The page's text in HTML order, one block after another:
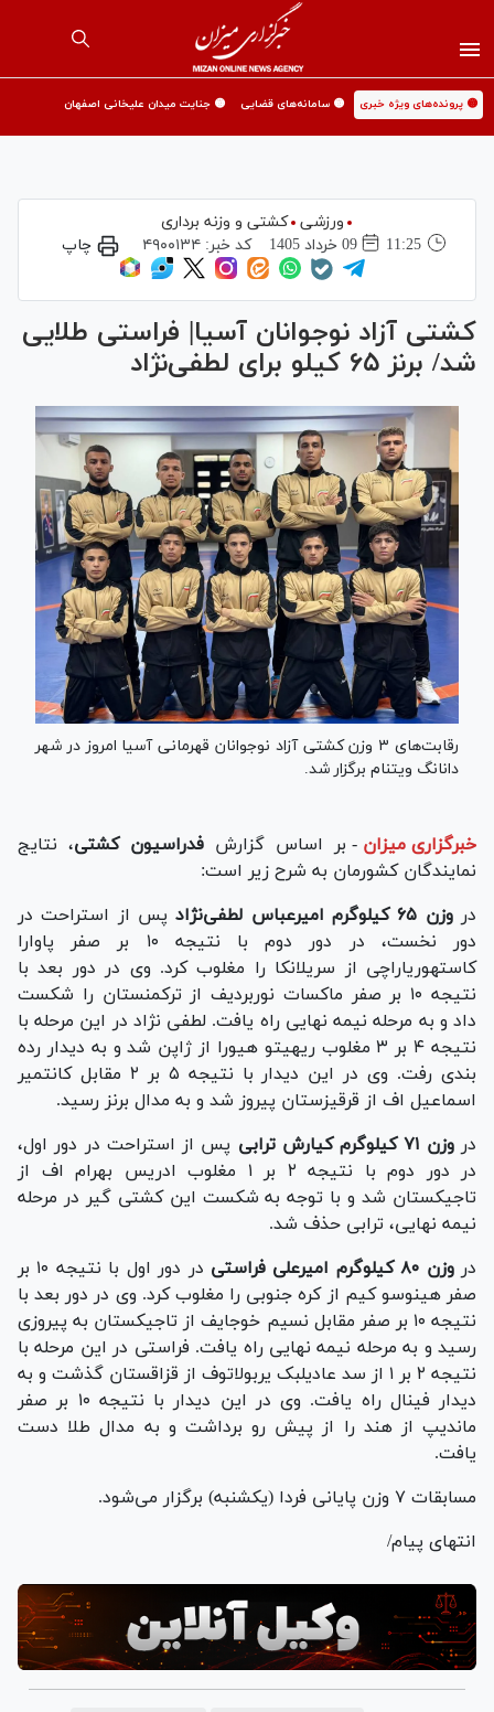
🟡 پرونده‌های ویژه خبری 🟡 سامانه‌های قضایی 🟡 جنایت میدان علیخانی اصفهان
ورزشی
کشتی و وزنه برداری
11:25
09 خرداد 1405 کد خبر: ۴۹۰۰۱۳۴ چاپ
کشتی آزاد نوجوانان آسیا| فراستی طلایی
شد/ برنز ۶۵ کیلو برای لطفی‌نژاد
رقابت‌های ۳ وزن کشتی آزاد نوجوانان قهرمانی آسیا امروز در شهر
دانانگ ویتنام برگزار شد.
خبرگزاری میزان - بر اساس گزارش فدراسیون کشتی، نتایج
نمایندگان کشورمان به شرح زیر است:
دروزن ۶۵ کیلوگرم امیرعباس لطفی‌نژادپس از استراحت در
دور نخست، در دور دوم با نتیجه ۱۰ بر صفر پاوارا
کاستهوریاراچی از سریلانکا را مغلوب کرد. وی در دور بعد با
نتیجه ۱۰ بر صفر ماکسات نوربردیف از ترکمنستان را شکست
داد و به مرحله نیمه نهایی راه یافت. لطفی نژاد در این مرحله با
نتیجه ۴ بر ۳ مغلوب ریهیتو هیورا از ژاپن شد و به دیدار رده
بندی رفت. وی در این دیدار با نتیجه ۵ بر ۲ مقابل کانتمیر
اسماعیل اف از قرقیزستان پیروز شد و به مدال برنز رسید.
دروزن ۷۱ کیلوگرم کیارش ترابی
پس از استراحت در دور اول،
در دور دوم با نتیجه ۲ بر ۱ مغلوب ادریس بهرام اف از
تاجیکستان شد و با توجه به شکست این کشتی گیر در مرحله
نیمه نهایی، ترابی حذف شد.
دروزن ۸۰ کیلوگرم امیرعلی فراستی
در دور اول با نتیجه ۱۰ بر
صفر هینوسو کیم از کره جنوبی را مغلوب کرد. وی در دور بعد با
نتیجه ۱۰ بر صفر مقابل نسیم خوجایف از تاجیکستان به پیروزی
رسید و به مرحله نیمه نهایی راه یافت. فراستی در این مرحله با
نتیجه ۲ بر ۱ از سد عادیلبک یربولاتوف از قزاقستان گذشت و به
دیدار فینال راه یافت. وی در این دیدار با نتیجه ۱۰ بر صفر
ماندیپ از هند را از پیش رو برداشت و به مدال طلا دست
یافت.
مسابقات ۷ وزن پایانی فردا (یکشنبه) برگزار می‌شود.
انتهای پیام/